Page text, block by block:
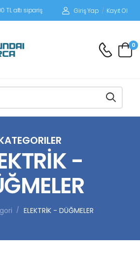
siparişleriniz alıcı ödemeli
Giriş Yap / Kayıt Ol
0
-
/ ELEKTRİK - DÜĞMELER